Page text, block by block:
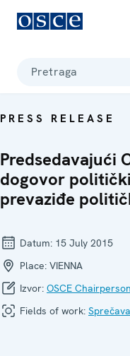
Pretraga
PRESS RELEASE
Predsedavajući
dogovor
prevaziđe
Datum: 15 July 2015
Place: VIENNA
Izvor: OSCE
Fields of work: